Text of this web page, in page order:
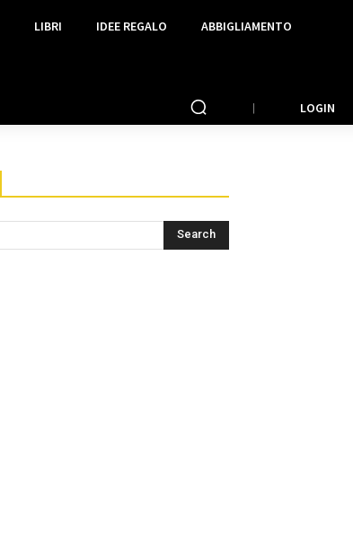
LIBRI IDEE REGALO ABBIGLIAMENTO
LOGIN